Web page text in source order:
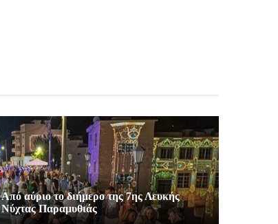
Από αύριο το διήμερο της 7ης Λευκής
Νύχτας Παραμυθιάς